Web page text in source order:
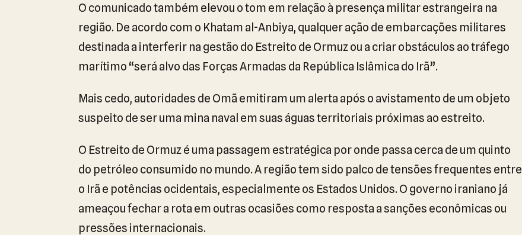
O comunicado também elevou o tom em relação à presença militar estrangeira na
região. De acordo com o Khatam al-Anbiya, qualquer ação de embarcações militares
destinada a interferir na gestão do Estreito de Ormuz ou a criar obstáculos ao tráfego
marítimo “será alvo das Forças Armadas da República Islâmica do Irã”.
Mais cedo, autoridades de Omã emitiram um alerta após o avistamento de um objeto
suspeito de ser uma mina naval em suas águas territoriais próximas ao estreito.
O Estreito de Ormuz é uma passagem estratégica por onde passa cerca de um quinto
do petróleo consumido no mundo. A região tem sido palco de tensões frequentes entre
o Irã e potências ocidentais, especialmente os Estados Unidos. O governo iraniano já
ameaçou fechar a rota em outras ocasiões como resposta a sanções econômicas ou
pressões internacionais.